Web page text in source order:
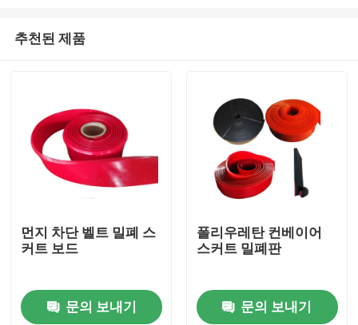
추천된 제품
먼지 차단 벨트 밀폐 스
커트 보드
문의 보내기
폴리우레탄 컨베이어
스커트 밀폐판
문의 보내기